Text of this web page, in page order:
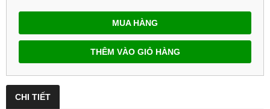
MUA HÀNG
THÊM VÀO GIỎ HÀNG
CHI TIẾT